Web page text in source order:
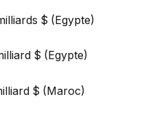
$ (Egypte)
$ (Egypte)
$ (Maroc)